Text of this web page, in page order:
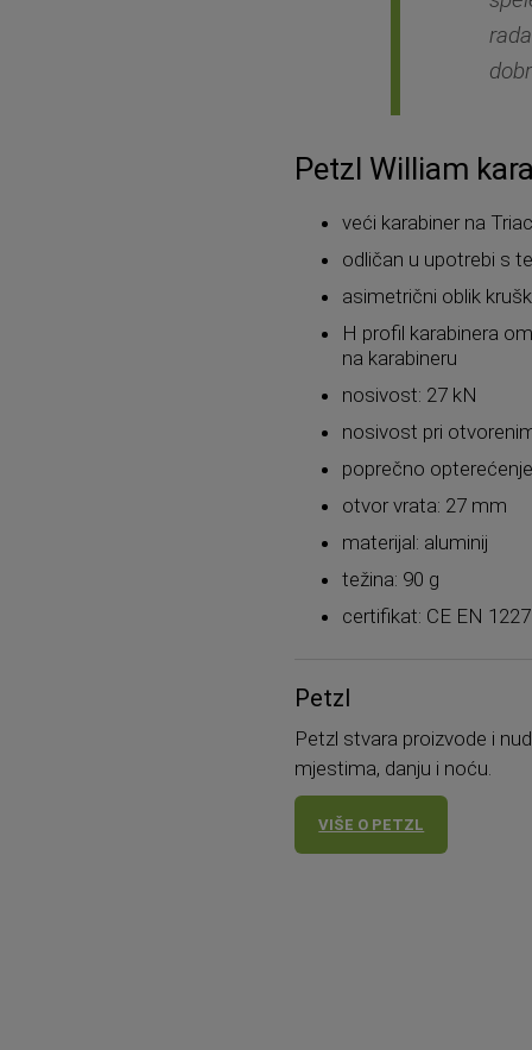
Petzl William
veći karabiner na
odličan u upotrebi s
asimetrični oblik
H profil karabinera
na karabineru
nosivost: 27 kN
nosivost pri
poprečno
otvor vrata: 27 mm
materijal: aluminij
težina: 90 g
certifikat: CE EN
Petzl
Petzl stvara proizvode i
mjestima, danju i noću.
VIŠE O PETZL